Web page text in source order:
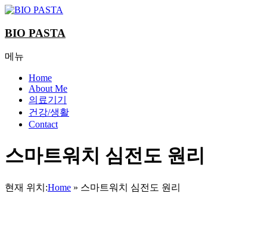
Skip
content
BIO PASTA
메뉴
Home
About Me
의료기기
건강/생활
Contact
스마트워치 심전도 원리
현재 위치:Home » 스마트워치 심전도 원리